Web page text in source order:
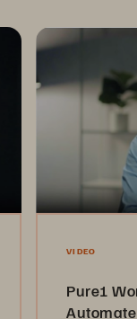
VIDEO
Pure1